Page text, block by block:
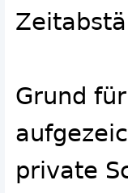
Grund
private